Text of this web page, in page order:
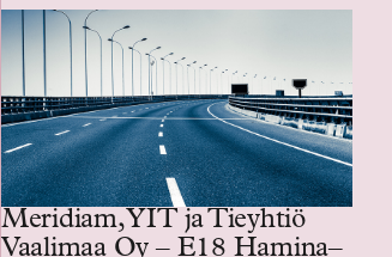
Meridiam, YIT ja Tieyhtiö
Vaalimaa Oy – E18 Hamina–